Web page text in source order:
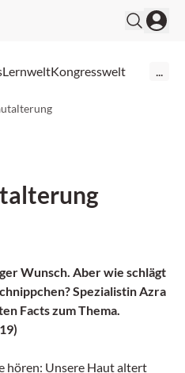
LernweltKongresswelt
Wunsch. Aber wie schlägt
Spezialistin Azra
Facts zum Thema.
hören: Unsere Haut altert